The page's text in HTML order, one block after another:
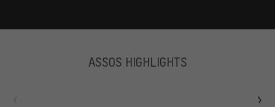
ASSOS HIGHLIGHTS